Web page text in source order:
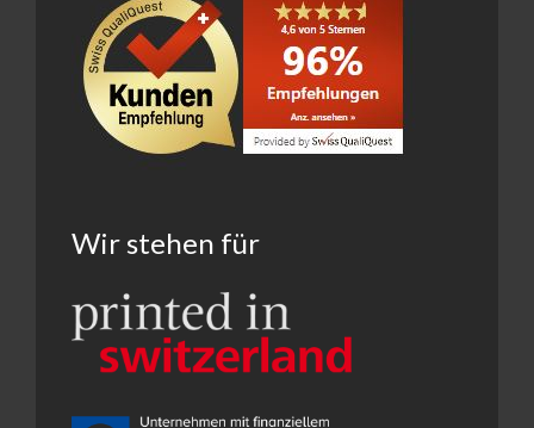
Wir stehen für